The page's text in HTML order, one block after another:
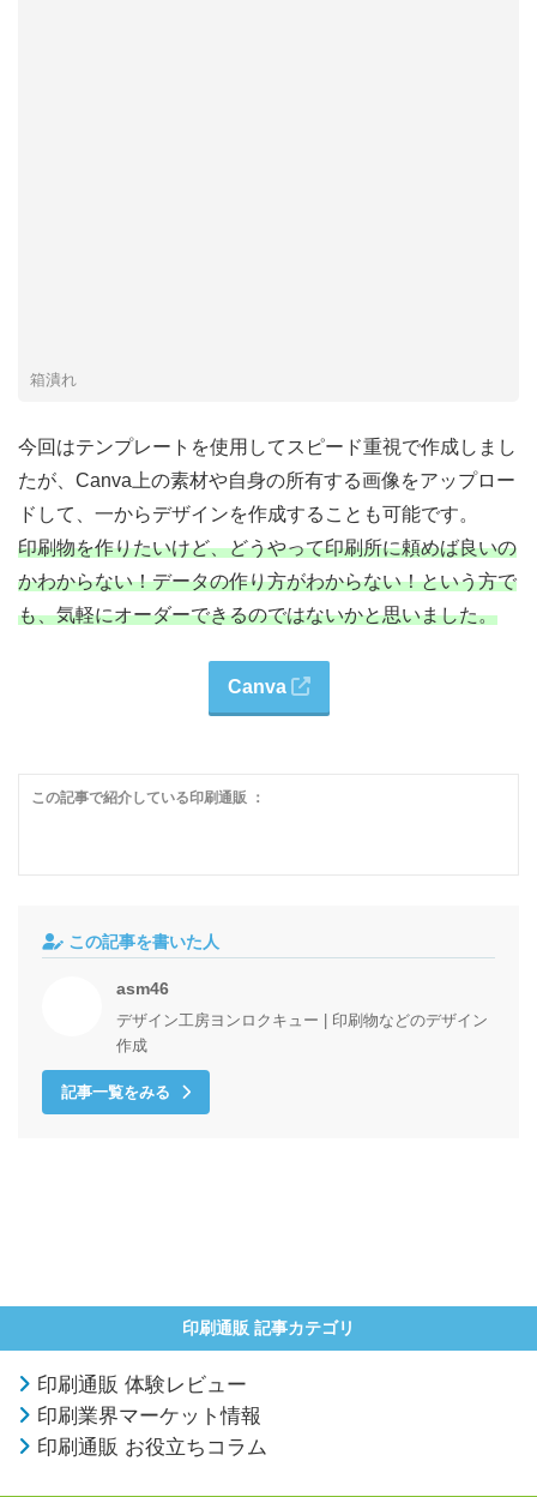
箱潰れ
今回はテンプレートを使用してスピード重視で作成しまし
たが、Canva上の素材や自身の所有する画像をアップロー
ドして、一からデザインを作成することも可能です。
印刷物を作りたいけど、どうやって印刷所に頼めば良いの
かわからない！データの作り方がわからない！という方で
も、気軽にオーダーできるのではないかと思いました。
Canva
この記事で紹介している印刷通販 ：
この記事を書いた人
asm46
デザイン工房ヨンロクキュー | 印刷物などのデザイン
作成
記事一覧をみる
印刷通販 記事カテゴリ
印刷通販 体験レビュー
印刷業界マーケット情報
印刷通販 お役立ちコラム